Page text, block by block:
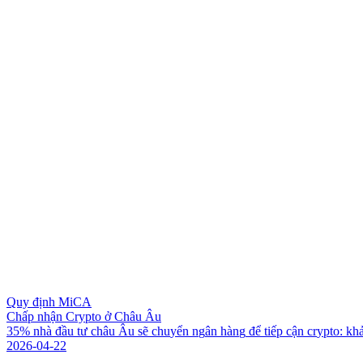
Quy định MiCA
Chấp nhận Crypto ở Châu Âu
35% nhà đầu tư châu Âu sẽ chuyển ngân hàng để tiếp cận crypto: khả
2026-04-22